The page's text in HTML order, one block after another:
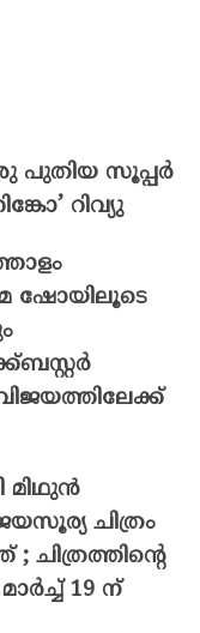
പുതിയ സൂപ്പർ
റിവ്യു
ഷോയിലൂടെ
ചിത്രം
ചിത്രത്തിന്റെ
19 ന്